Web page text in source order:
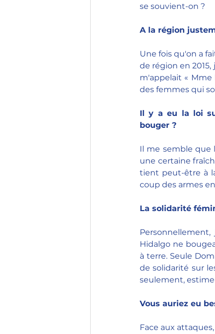
se souvient-on ?
A la région
Une fois qu'on a
de région en
m'appelait « Mme
des femmes qui
Il y a eu la loi
bouger ?
Il me semble que
une certaine
tient peut-être à
coup des armes
La solidarité
Hidalgo ne
à terre. Seule
de solidarité sur
seulement,
Vous auriez eu
Face aux